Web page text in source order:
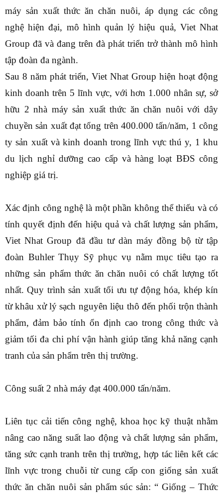
máy sản xuất thức ăn chăn nuôi, áp dụng các công
nghệ hiện đại, mô hình quản lý hiệu quả, Viet Nhat
Group đã và đang trên đà phát triển trở thành mô hình
tập đoàn đa ngành.
Sau 8 năm phát triển, Viet Nhat Group hiện hoạt động
kinh doanh trên 5 lĩnh vực, với hơn 1.000 nhân sự, sở
hữu 2 nhà máy sản xuất thức ăn chăn nuôi với dây
chuyền sản xuất đạt tổng trên 400.000 tấn/năm, 1 công
ty sản xuất và kinh doanh trong lĩnh vực thú y, 1 khu
du lịch nghỉ dưỡng cao cấp và hàng loạt BĐS công
nghiệp giá trị.
Xác định công nghệ là một phần không thể thiếu và có
tính quyết định đến hiệu quả và chất lượng sản phẩm,
Viet Nhat Group đã đầu tư dàn máy đồng bộ từ tập
đoàn Buhler Thụy Sỹ phục vụ nằm mục tiêu tạo ra
những sản phẩm thức ăn chăn nuôi có chất lượng tốt
nhất. Quy trình sản xuất tối ưu tự động hóa, khép kín
từ khâu xử lý sạch nguyên liệu thô đến phối trộn thành
phẩm, đảm bảo tính ổn định cao trong công thức và
giảm tối đa chi phí vận hành giúp tăng khả năng cạnh
tranh của sản phẩm trên thị trường.
Công suất 2 nhà máy đạt 400.000 tấn/năm.
Liên tục cải tiến công nghệ, khoa học kỹ thuật nhằm
nâng cao năng suất lao động và chất lượng sản phẩm,
tăng sức cạnh tranh trên thị trường, hợp tác liên kết các
lĩnh vực trong chuỗi từ cung cấp con giống sản xuất
thức ăn chăn nuôi sản phẩm súc sản: “ Giống – Thức